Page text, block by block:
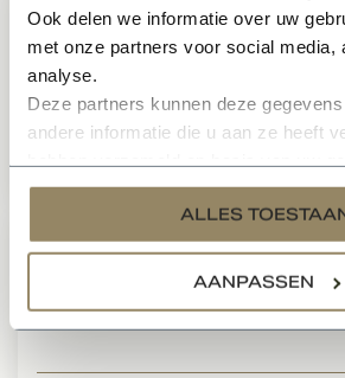
Ook delen we informatie over uw
met onze partners voor social media,
analyse.
Deze partners kunnen deze
andere informatie die u aan ze heeft
services.
ALLES
AANPASSEN
Moeller Stone Care
Moeller Stone